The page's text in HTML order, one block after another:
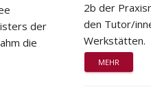
der
die
2b der
den Tutor/
Werkstätten.
MEHR